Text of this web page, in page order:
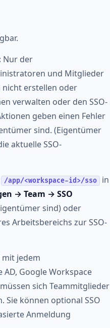
Nur der
und Mitglieder
nicht erstellen oder
verwalten oder den SSO-
geben einen Fehler
sind. (Eigentümer
aktuelle SSO-
/app/<workspace-id>/sso
in
→ Team → SSO
sind) oder
Arbeitsbereichs zur SSO-
jedem
Google Workspace
sich Teammitglieder
können optional SSO
Anmeldung